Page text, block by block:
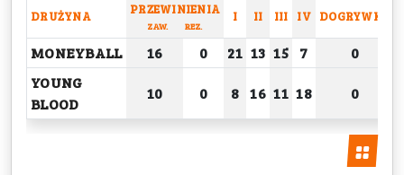
DRUŻYNA PRZEWINIENIA
ZAW. REZ.
I II III IV DOGRYWKA
MONEYBALL 16 0 21 13 15 7
0
YOUNG
BLOOD
10 0 8 16 11 18 0